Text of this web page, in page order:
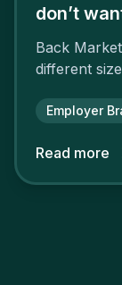
don’t
Back
different
Employer
Read more